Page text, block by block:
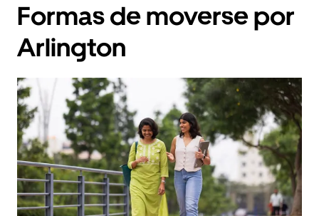
interactuar
con
el
calendario
una
fecha.
Presiona
la
tecla Esc
para
cerrar
el
calendario.
Formas de moverse por
Arlington